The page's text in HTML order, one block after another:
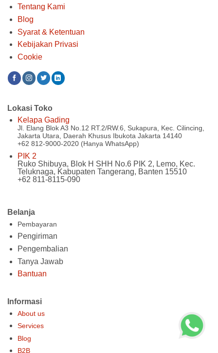
Tentang Kami
Blog
Syarat & Ketentuan
Kebijakan Privasi
Cookie
Belanja
Pembayaran
Pengiriman
Pengembalian
Tanya Jawab
Bantuan
Informasi
About us
Services
Blog
B2B
Lokasi Toko
Kelapa Gading
Jl. Elang Blok A3 No.12 RT.2/RW.6, Sukapura, Kec. Cilincing,
Jakarta Utara, Daerah Khusus Ibukota Jakarta 14140
+62 812-9000-2020 (Hanya WhatsApp)
PIK 2
Ruko Shibuya, Blok H SHH No.6 PIK 2, Lemo, Kec.
Teluknaga, Kabupaten Tangerang, Banten 15510
+62 811-8115-090